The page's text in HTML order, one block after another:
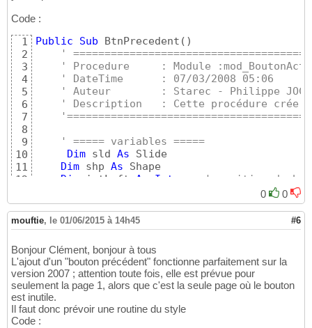
Code :
1
2
3
4
5
6
7
8
9
10
11
12
14
15
16
18
19
20
21
22
23
Public Sub BtnPrecedent ( )
'
' Procedure     : Module
' DateTime      : 07/03/2008 05:06
' Auteur        : Starec - Philippe
' Description   : Cette procédure crée
' ===== variables =====
Dim sld As Slide
Dim shp As Shape
Dim
intLeft As Integer
' position du
    intHeightBtn =
50
    intLeft =
(
    intTopBtn =
100
Set sld = ActivePresentation.Slides
' ajout du bouton et positionnement
Set shp = sld.Shapes.AddShape(
' ation du bouton, et mise en place de
With shp
0 0
mouftie, le 01/06/2015 à 14h45 #6
Bonjour Clément, bonjour à tous
L'ajout d'un "bouton précédent" fonctionne parfaitement sur la
version 2007 ; attention toute fois, elle est prévue pour
seulement la page 1, alors que c'est la seule page où le bouton
est inutile.
Il faut donc prévoir une routine du style
Code :